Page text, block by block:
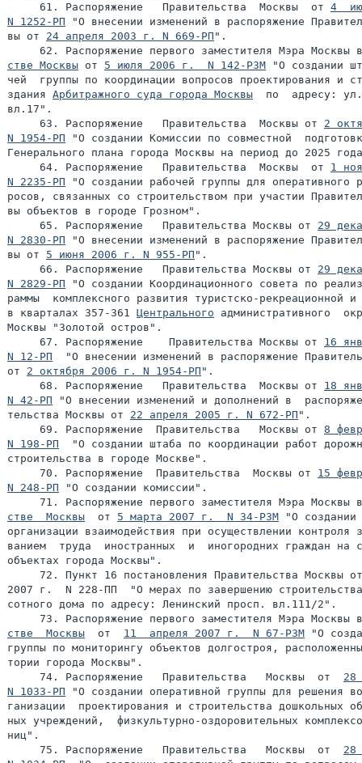
     61. Распоряжение   Правительства  Москвы  от
4
N 1252-РП "О внесении изменений в распоряжение
вы от 24 апреля 2003 г. N 669-РП ".
62. Распоряжение первого заместителя Мэра Москвы
стве Москвы от 5 июля 2006 г.  N 142-РЗМ "О создании
чей  группы по координации вопросов проектирования и
здания Арбитражного суда города Москвы
по  адресу:
вл.17".
     63. Распоряжение   Правительства  Москвы от
2
N 1954-РП "О создании Комиссии по совместной
Генерального плана города Москвы на период до 2025
     64. Распоряжение   Правительства  Москвы  от
1
N 2235-РП "О создании рабочей группы для оперативного
росов, связанных со строительством при участии
вы объектов в городе Грозном".
     65. Распоряжение   Правительства Москвы от
29
N 2830-РП "О внесении изменений в распоряжение
вы от 5 июня 2006 г. N 955-РП ".
     66. Распоряжение   Правительства Москвы от
29
N 2829-РП "О создании Координационного совета по
раммы  комплексного развития туристско-рекреационной и
в кварталах 357-361 Центрального административного
Москвы "Золотой остров".
     67. Распоряжение    Правительства Москвы от
16
N 12-РП
"О внесении изменений в распоряжение
от 2 октября 2006 г. N 1954-РП ".
     68. Распоряжение   Правительства  Москвы от
18
N 42-РП "О внесении изменений и дополнений в
тельства Москвы от 22 апреля 2005 г. N 672-РП ".
     69. Распоряжение  Правительства   Москвы от
8
N 198-РП
"О создании штаба по координации работ
строительства в городе Москве".
     70. Распоряжение  Правительства  Москвы от
15
N 248-РП "О создании комиссии".
71. Распоряжение первого заместителя Мэра Москвы
стве  Москвы
  от
5 марта 2007 г.  N 34-РЗМ "О создании
организации взаимодействия при осуществлении контроля
ванием  труда  иностранных  и  иногородних граждан на
объектах города Москвы".
72. Пункт 16 постановления Правительства Москвы
2007 г.  N 228-ПП  "О мерах по завершению
сотного дома по адресу: Ленинский просп. вл.111/2".
73. Распоряжение первого заместителя Мэра Москвы
стве  Москвы
  от
11  апреля 2007 г.  N 67-РЗМ "О
группы по мониторингу объектов долгостроя,
тории города Москвы".
     74. Распоряжение   Правительства   Москвы  от
28
N 1033-РП "О создании оперативной группы для решения
ганизации  проектирования и строительства дошкольных
ных учреждений,  физкультурно-оздоровительных
ниц".
     75. Распоряжение   Правительства   Москвы  от
28